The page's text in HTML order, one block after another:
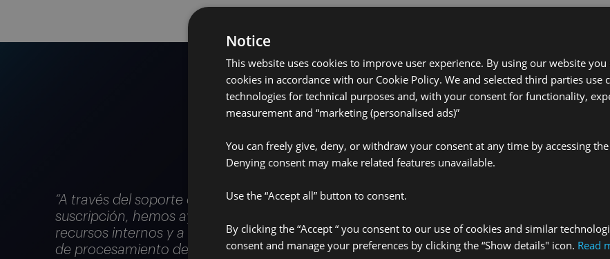
“A través del soporte de las operaciones de
suscripción, hemos ayudado a los clientes a liberar
recursos internos y a mantener el control en tareas
de procesamiento de gran volumen."
Notice
This website uses cookies to improve user experience. By using our website
cookies in accordance with our Cookie Policy. We and selected third parties use
technologies for technical purposes and, with your consent for functionality,
measurement and “marketing (personalised ads)”
You can freely give, deny, or withdraw your consent at any time by accessing
Denying consent may make related features unavailable.
Use the “Accept all” button to consent.
By clicking the “Accept “ you consent to our use of cookies and similar
consent and manage your preferences by clicking the “Show details" icon. Read